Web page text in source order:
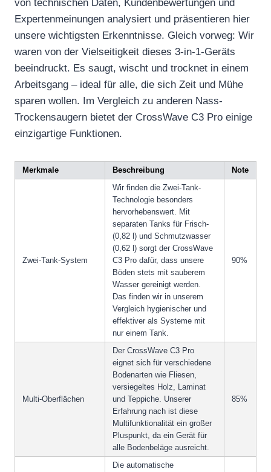
von technischen Daten, Kundenbewertungen und
Expertenmeinungen analysiert und präsentieren hier
unsere wichtigsten Erkenntnisse. Gleich vorweg: Wir
waren von der Vielseitigkeit dieses 3-in-1-Geräts
beeindruckt. Es saugt, wischt und trocknet in einem
Arbeitsgang – ideal für alle, die sich Zeit und Mühe
sparen wollen. Im Vergleich zu anderen Nass-
Trockensaugern bietet der CrossWave C3 Pro einige
einzigartige Funktionen.
Merkmale Beschreibung Note
Zwei-Tank-System
Wir finden die Zwei-Tank-
Technologie besonders
hervorhebenswert. Mit
separaten Tanks für Frisch-
(0,82 l) und Schmutzwasser
(0,62 l) sorgt der CrossWave
C3 Pro dafür, dass unsere
Böden stets mit sauberem
Wasser gereinigt werden.
Das finden wir in unserem
Vergleich hygienischer und
effektiver als Systeme mit
nur einem Tank.
90%
Multi-Oberflächen
Der CrossWave C3 Pro
eignet sich für verschiedene
Bodenarten wie Fliesen,
versiegeltes Holz, Laminat
und Teppiche. Unserer
Erfahrung nach ist diese
Multifunktionalität ein großer
Pluspunkt, da ein Gerät für
alle Bodenbeläge ausreicht.
85%
Die automatische